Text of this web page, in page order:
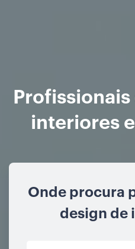
interiores
Onde procura
design de